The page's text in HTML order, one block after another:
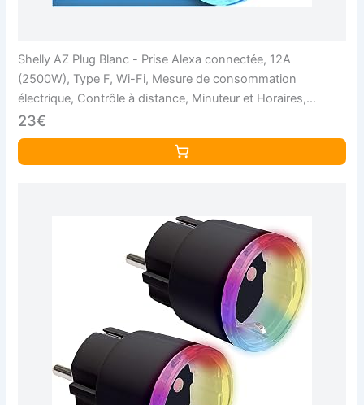
Shelly AZ Plug Blanc - Prise Alexa connectée, 12A
(2500W), Type F, Wi-Fi, Mesure de consommation
électrique, Contrôle à distance, Minuteur et Horaires,
Protection IP20
23€